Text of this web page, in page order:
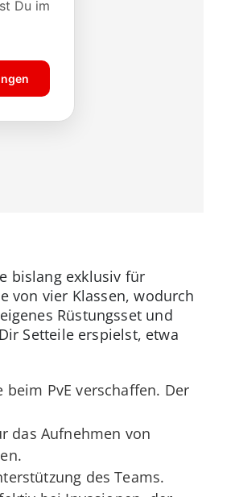
bislang exklusiv für
von vier Klassen, wodurch
Rüstungsset und
Setteile erspielst, etwa
PvE verschaffen. Der
das Aufnehmen von
des Teams.